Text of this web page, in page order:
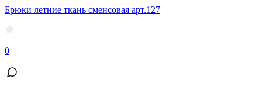
Брюки летние ткань сменсовая арт.127
0